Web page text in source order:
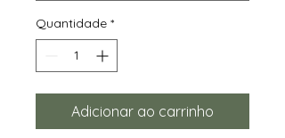
Quantidade *
Adicionar ao carrinho